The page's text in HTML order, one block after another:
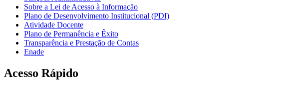
Sobre a Lei de Acesso à Informação
Plano de Desenvolvimento Institucional (PDI)
Atividade Docente
Plano de Permanência e Êxito
Transparência e Prestação de Contas
Enade
Acesso Rápido